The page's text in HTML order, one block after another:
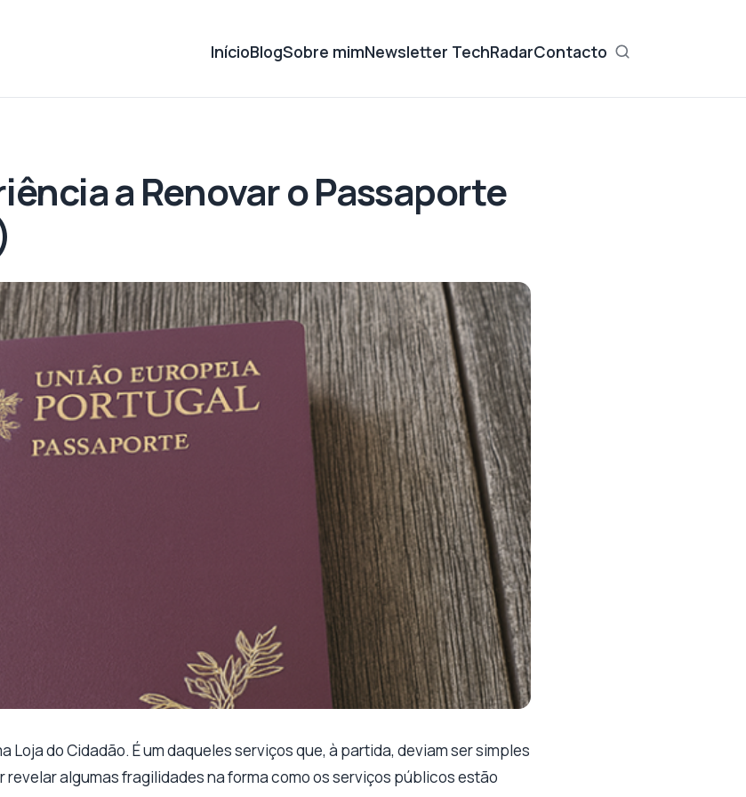
InícioBlogSobre mimNewsletter TechRadarContacto
a Renovar o Passaporte
Loja do Cidadão. É um daqueles serviços que, à partida, deviam ser simples
revelar algumas fragilidades na forma como os serviços públicos estão